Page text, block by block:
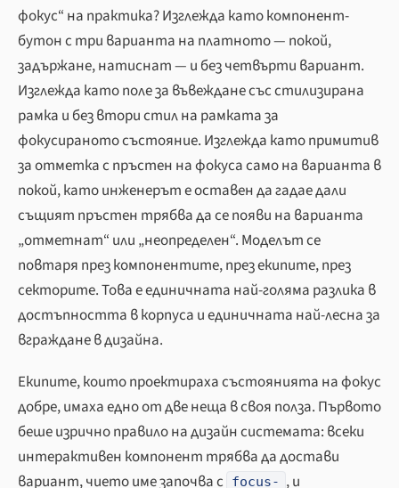
фокус“ на практика? Изглежда като компонент-
бутон с три варианта на платното — покой,
задържане, натиснат — и без четвърти вариант.
Изглежда като поле за въвеждане със стилизирана
рамка и без втори стил на рамката за
фокусираното състояние. Изглежда като примитив
за отметка с пръстен на фокуса само на варианта в
покой, като инженерът е оставен да гадае дали
същият пръстен трябва да се появи на варианта
„отметнат“ или „неопределен“. Моделът се
повтаря през компонентите, през екипите, през
секторите. Това е единичната най-голяма разлика в
достъпността в корпуса и единичната най-лесна за
вграждане в дизайна.
Екипите, които проектираха състоянията на фокус
добре, имаха едно от две неща в своя полза. Първото
беше изрично правило на дизайн системата: всеки
интерактивен компонент трябва да достави
вариант, чието име започва с
focus- , и